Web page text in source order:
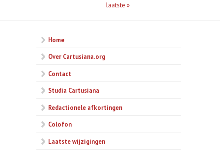
laatste »
Home
Over Cartusiana.org
Contact
Studia Cartusiana
Redactionele afkortingen
Colofon
Laatste wijzigingen